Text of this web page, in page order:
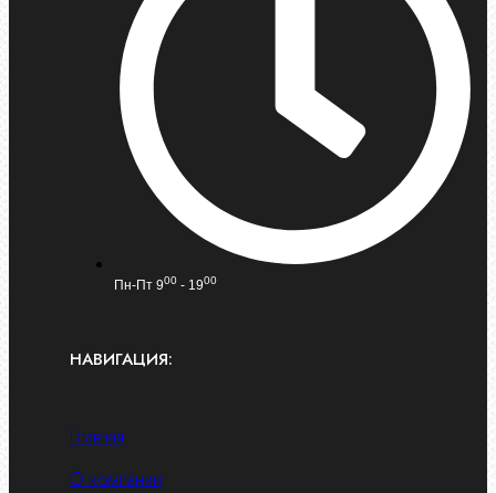
Пн-Пт 900 - 1900
НАВИГАЦИЯ:
Главная
О компании